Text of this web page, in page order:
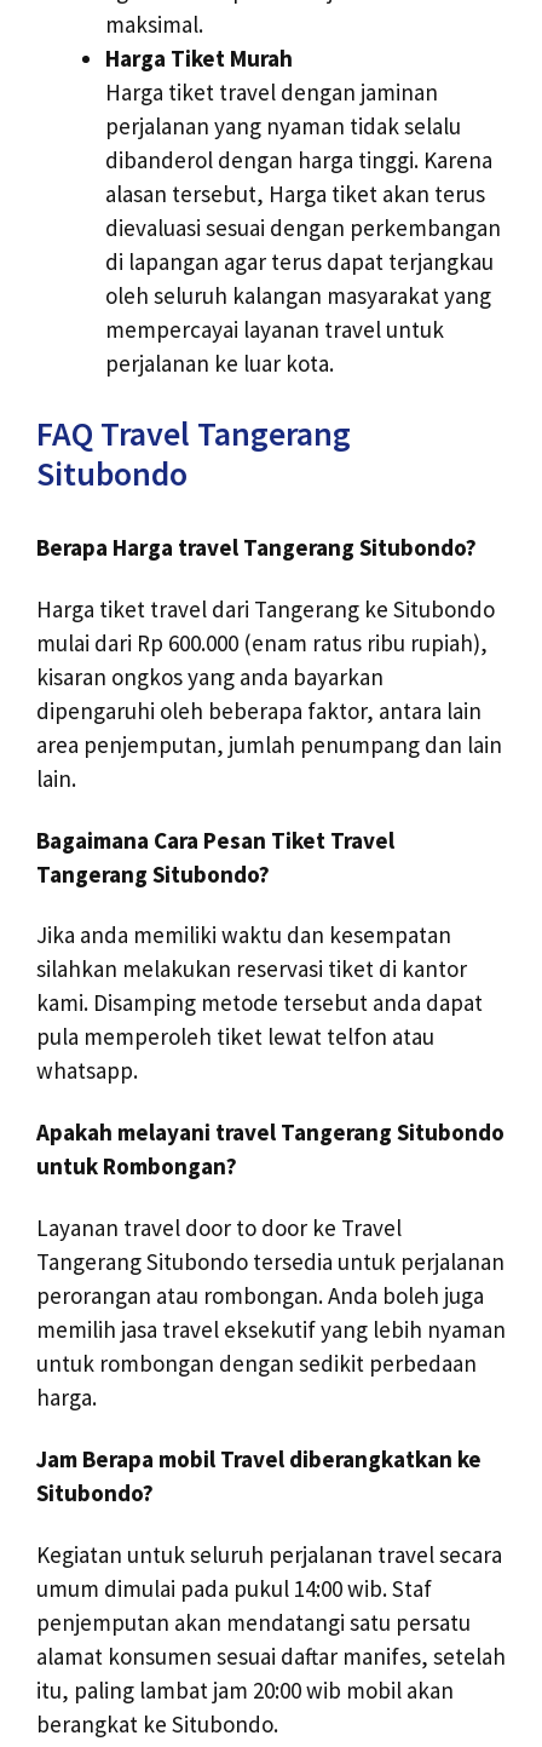
maksimal.
Harga Tiket Murah
Harga tiket travel dengan jaminan
perjalanan yang nyaman tidak selalu
dibanderol dengan harga tinggi. Karena
alasan tersebut, Harga tiket akan terus
dievaluasi sesuai dengan perkembangan
di lapangan agar terus dapat terjangkau
oleh seluruh kalangan masyarakat yang
mempercayai layanan travel untuk
perjalanan ke luar kota.
FAQ Travel Tangerang
Situbondo
Berapa Harga travel Tangerang Situbondo?
Harga tiket travel dari Tangerang ke Situbondo
mulai dari Rp 600.000 (enam ratus ribu rupiah),
kisaran ongkos yang anda bayarkan
dipengaruhi oleh beberapa faktor, antara lain
area penjemputan, jumlah penumpang dan lain
lain.
Bagaimana Cara Pesan Tiket Travel
Tangerang Situbondo?
Jika anda memiliki waktu dan kesempatan
silahkan melakukan reservasi tiket di kantor
kami. Disamping metode tersebut anda dapat
pula memperoleh tiket lewat telfon atau
whatsapp.
Apakah melayani travel Tangerang Situbondo
untuk Rombongan?
Layanan travel door to door ke Travel
Tangerang Situbondo tersedia untuk perjalanan
perorangan atau rombongan. Anda boleh juga
memilih jasa travel eksekutif yang lebih nyaman
untuk rombongan dengan sedikit perbedaan
harga.
Jam Berapa mobil Travel diberangkatkan ke
Situbondo?
Kegiatan untuk seluruh perjalanan travel secara
umum dimulai pada pukul 14:00 wib. Staf
penjemputan akan mendatangi satu persatu
alamat konsumen sesuai daftar manifes, setelah
itu, paling lambat jam 20:00 wib mobil akan
berangkat ke Situbondo.